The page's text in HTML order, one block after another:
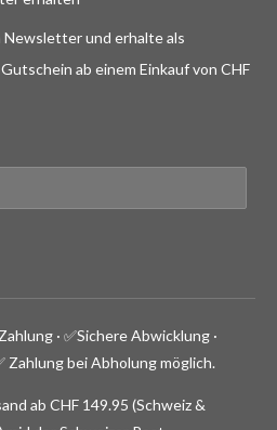
und erhalte als
ab einem Einkauf von CHF
· ✅Sichere Abwicklung ·
Zahlung bei Abholung möglich.
ab CHF 149.95 (Schweiz &